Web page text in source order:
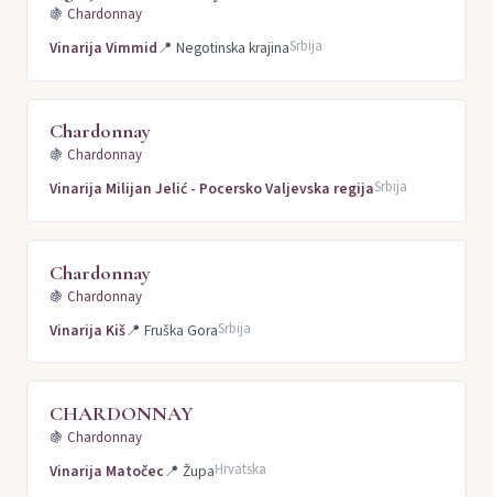
🍇 Chardonnay
Vinarija Vimmid📍 Negotinska krajinaSrbija
Chardonnay
🍇 Chardonnay
Vinarija Milijan Jelić - Pocersko Valjevska regijaSrbija
Chardonnay
🍇 Chardonnay
Vinarija Kiš📍 Fruška GoraSrbija
CHARDONNAY
🍇 Chardonnay
Vinarija Matočec📍 ŽupaHrvatska